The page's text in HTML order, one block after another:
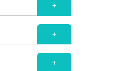
+
+
+